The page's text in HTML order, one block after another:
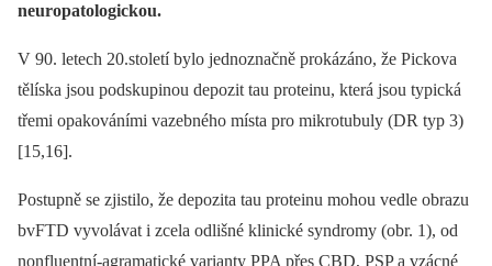
neuropatologickou.
V 90. letech 20.století bylo jednoznačně prokázáno, že Pickova
tělíska jsou podskupinou depozit tau proteinu, která jsou typická
třemi opakováními vazebného místa pro mikrotubuly (DR typ 3)
[15,16].
Postupně se zjistilo, že depozita tau proteinu mohou vedle obrazu
bvFTD vyvolávat i zcela odlišné klinické syndromy (obr. 1), od
nonfluentní-agramatické varianty PPA přes CBD, PSP a vzácné